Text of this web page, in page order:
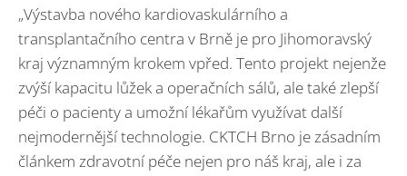
„Výstavba nového kardiovaskulárního a
transplantačního centra v Brně je pro Jihomoravský
kraj významným krokem vpřed. Tento projekt nejenže
zvýší kapacitu lůžek a operačních sálů, ale také zlepší
péči o pacienty a umožní lékařům využívat další
nejmodernější technologie. CKTCH Brno je zásadním
článkem zdravotní péče nejen pro náš kraj, ale i za